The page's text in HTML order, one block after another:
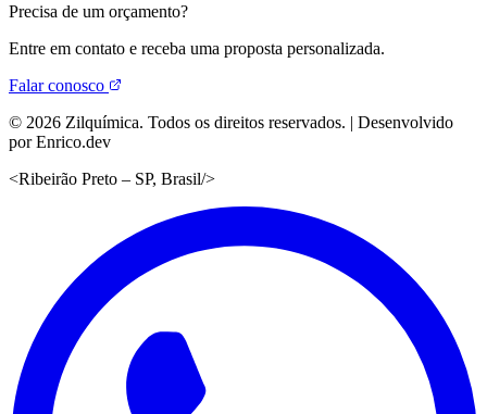
Precisa de um orçamento?
Entre em contato e receba uma proposta personalizada.
Falar conosco
© 2026 Zilquímica. Todos os direitos reservados. | Desenvolvido
por Enrico.dev
<Ribeirão Preto – SP, Brasil/>